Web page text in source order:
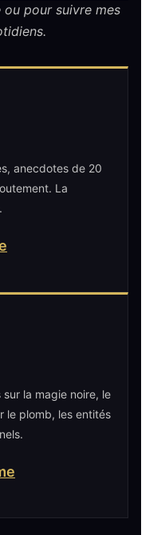
ou pour suivre mes
anecdotes de 20
La
la magie noire, le
le plomb, les entités